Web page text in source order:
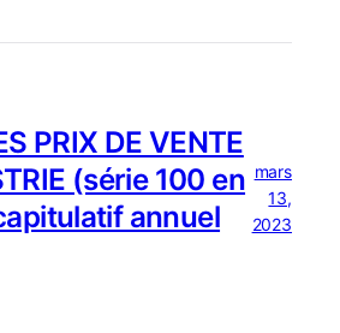
PRIX DE VENTE
(série 100 en
annuel
mars
13,
2023